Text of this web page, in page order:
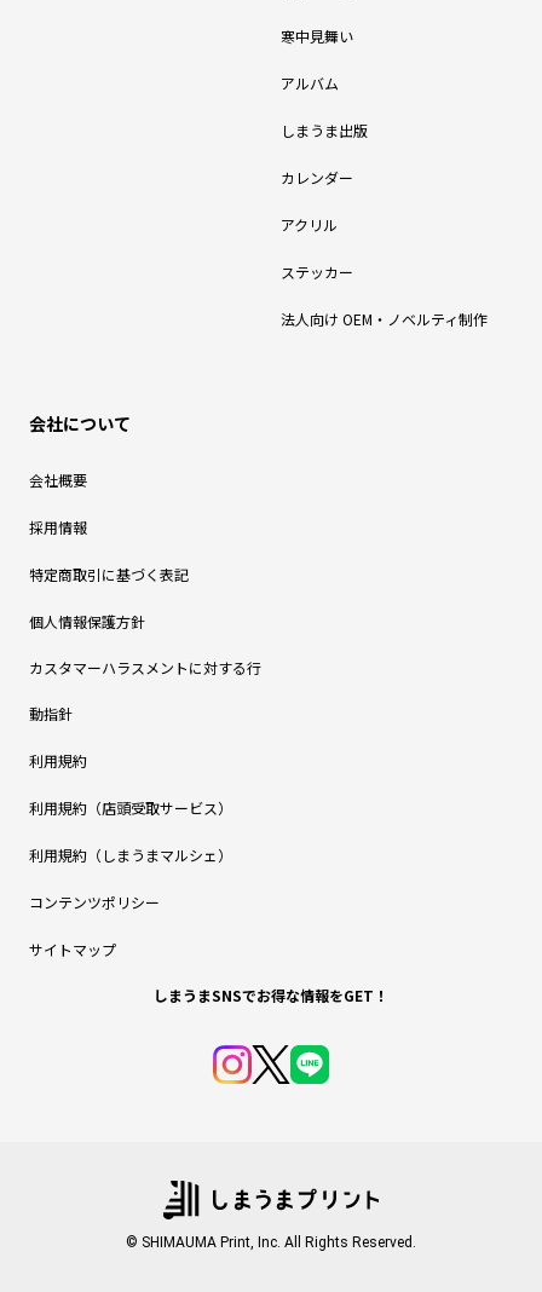
寒中見舞い
アルバム
しまうま出版
カレンダー
アクリル
ステッカー
法人向け OEM・ノベルティ制作
会社について
会社概要
採用情報
特定商取引に基づく表記
個人情報保護方針
カスタマーハラスメントに対する行
動指針
利用規約
利用規約（店頭受取サービス）
利用規約（しまうまマルシェ）
コンテンツポリシー
サイトマップ
しまうまSNSでお得な情報をGET！
© SHIMAUMA Print, Inc. All Rights Reserved.